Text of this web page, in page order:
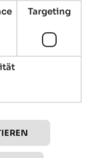
Targeting